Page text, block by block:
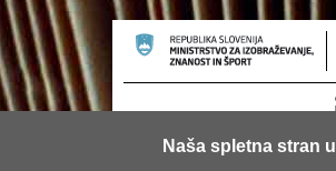
Naša spletna stran
© 2013 Univerza v Ljubljani